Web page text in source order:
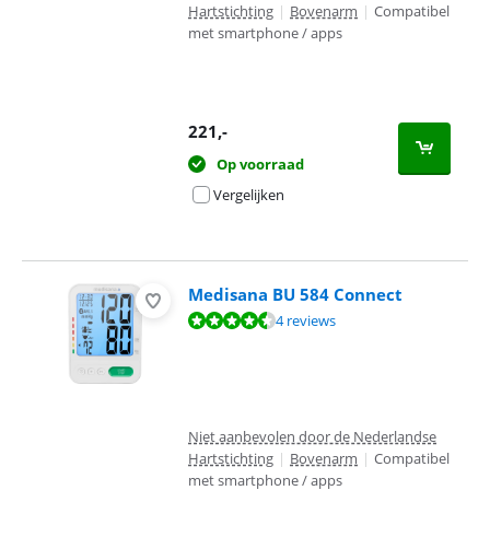
Hartstichting | Bovenarm | Compatibel
met smartphone / apps
221,-
Op voorraad
Vergelijken
Medisana BU 584 Connect
Beoordeling is 8,7 van de 10, gebaseerd op 4 reviews.
4 reviews
Niet aanbevolen door de Nederlandse
Hartstichting | Bovenarm | Compatibel
met smartphone / apps